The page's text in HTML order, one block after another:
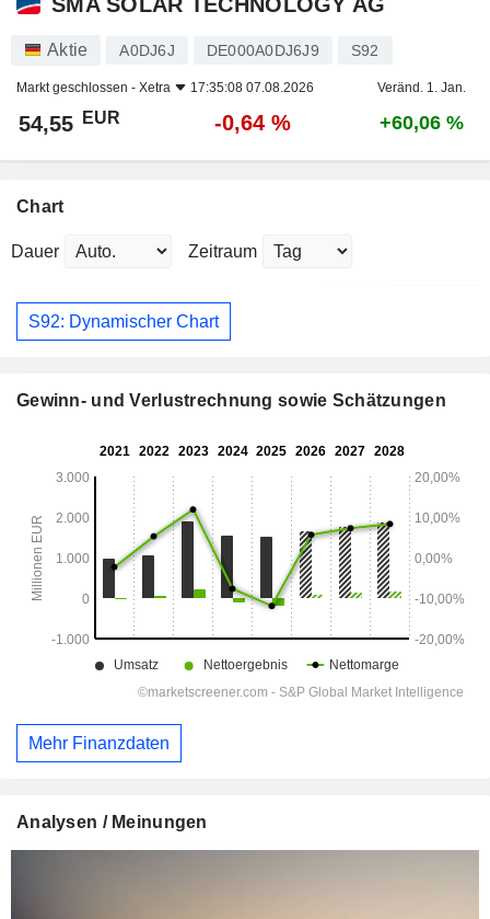
Aktie A0DJ6J DE000A0DJ6J9 S92
Markt geschlossen - Xetra 17:35:08 07.08.2026 Veränd. 1. Jan.
54,55 EUR -0,64 % +60,06 %
Chart
Dauer Zeitraum
S92: Dynamischer Chart
Gewinn- und Verlustrechnung sowie Schätzungen
Mehr Finanzdaten
Analysen / Meinungen